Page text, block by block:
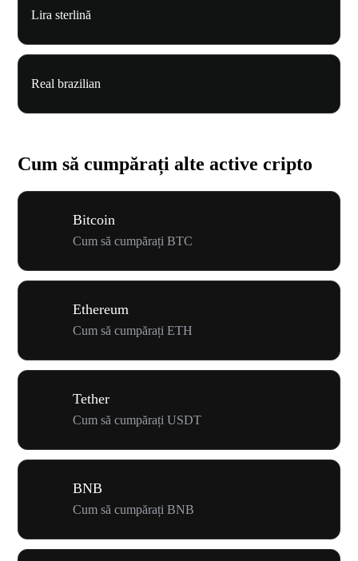
Lira sterlină
Real brazilian
Cum să cumpărați alte active cripto
Bitcoin
Cum să cumpărați BTC
Ethereum
Cum să cumpărați ETH
Tether
Cum să cumpărați USDT
BNB
Cum să cumpărați BNB